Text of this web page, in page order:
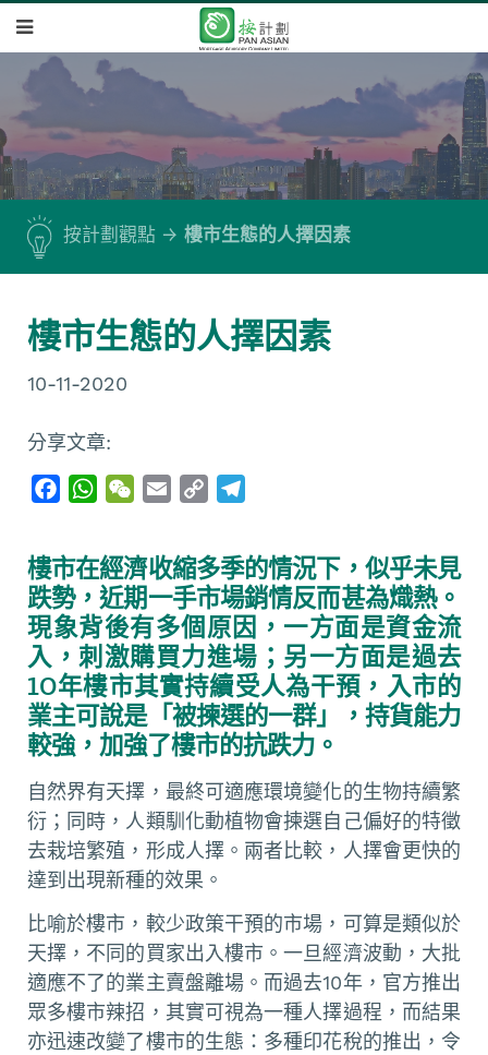
按計劃觀點 樓市生態的人擇因素
樓市生態的人擇因素
10-11-2020
分享文章:
e
b
o
o
k
W
t
s
A
p
p
W
h
a
t
i
l
y
L
i
n
k
e
g
r
a
m
樓市在經濟收縮多季的情況下，似乎未見
跌勢，近期一手市場銷情反而甚為熾熱。
現象背後有多個原因，一方面是資金流
入，刺激購買力進場；另一方面是過去
10年樓市其實持續受人為干預，入市的
業主可說是「被揀選的一群」，持貨能力
較強，加強了樓市的抗跌力。
自然界有天擇，最終可適應環境變化的生物持續繁
衍；同時，人類馴化動植物會揀選自己偏好的特徵
去栽培繁殖，形成人擇。兩者比較，人擇會更快的
達到出現新種的效果。
比喻於樓市，較少政策干預的市場，可算是類似於
天擇，不同的買家出入樓市。一旦經濟波動，大批
適應不了的業主賣盤離場。而過去10年，官方推出
眾多樓市辣招，其實可視為一種人擇過程，而結果
亦迅速改變了樓市的生態：多種印花稅的推出，令